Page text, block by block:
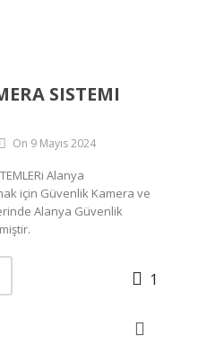
SISTEMI
On 9 Mayıs 2024
Alanya
için Güvenlik Kamera ve
Alanya Güvenlik
1